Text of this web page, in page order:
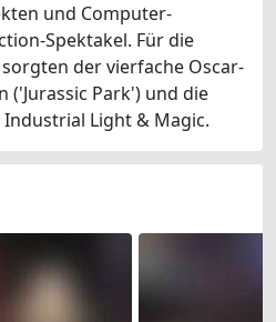
und Computer-
Spektakel. Für die
der vierfache Oscar-
('Jurassic Park') und die
Light & Magic.